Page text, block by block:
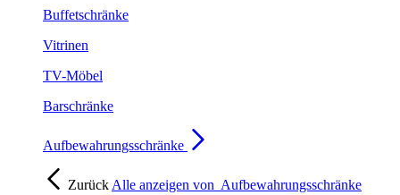
Buffetschränke
Vitrinen
TV-Möbel
Barschränke
Aufbewahrungsschränke
Zurück Alle anzeigen von Aufbewahrungsschränke